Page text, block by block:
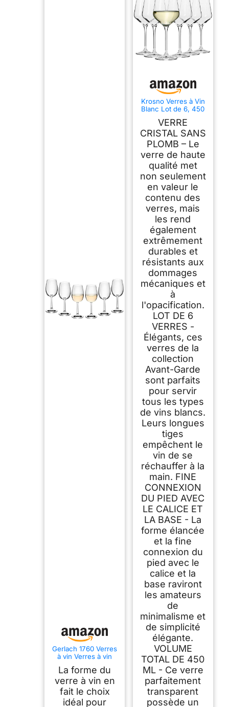
Gerlach 1760 Verres
à vin Verres à vin
verres à vin blanc
280 ml Verre à vin
en cristal Passe au
lave-vaisselle Débit
La forme du
verre à vin en
fait le choix
idéal pour
Krosno Verres à Vin
Blanc Lot de 6, 450
Garde
VERRE
CRISTAL SANS
PLOMB – Le
verre de haute
qualité met
non seulement
en valeur le
contenu des
verres, mais
les rend
également
extrêmement
durables et
résistants aux
dommages
mécaniques et
à
l'opacification.
LOT DE 6
VERRES -
Élégants, ces
verres de la
collection
Avant-Garde
sont parfaits
pour servir
tous les types
de vins blancs.
Leurs longues
tiges
empêchent le
vin de se
réchauffer à la
main. FINE
CONNEXION
DU PIED AVEC
LE CALICE ET
LA BASE - La
forme élancée
et la fine
connexion du
pied avec le
calice et la
base raviront
les amateurs
de
minimalisme et
de simplicité
élégante.
VOLUME
TOTAL DE 450
ML - Ce verre
parfaitement
transparent
possède un